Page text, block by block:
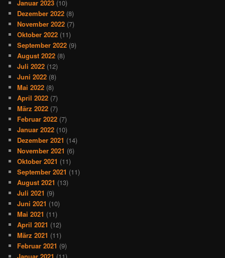
Januar 2023 (10)
Dezember 2022 (8)
November 2022 (7)
Oktober 2022 (11)
September 2022 (9)
August 2022 (8)
Juli 2022 (12)
Juni 2022 (8)
Mai 2022 (8)
April 2022 (7)
März 2022 (7)
Februar 2022 (7)
Januar 2022 (10)
Dezember 2021 (14)
November 2021 (6)
Oktober 2021 (11)
September 2021 (11)
August 2021 (13)
Juli 2021 (9)
Juni 2021 (10)
Mai 2021 (11)
April 2021 (12)
März 2021 (11)
Februar 2021 (9)